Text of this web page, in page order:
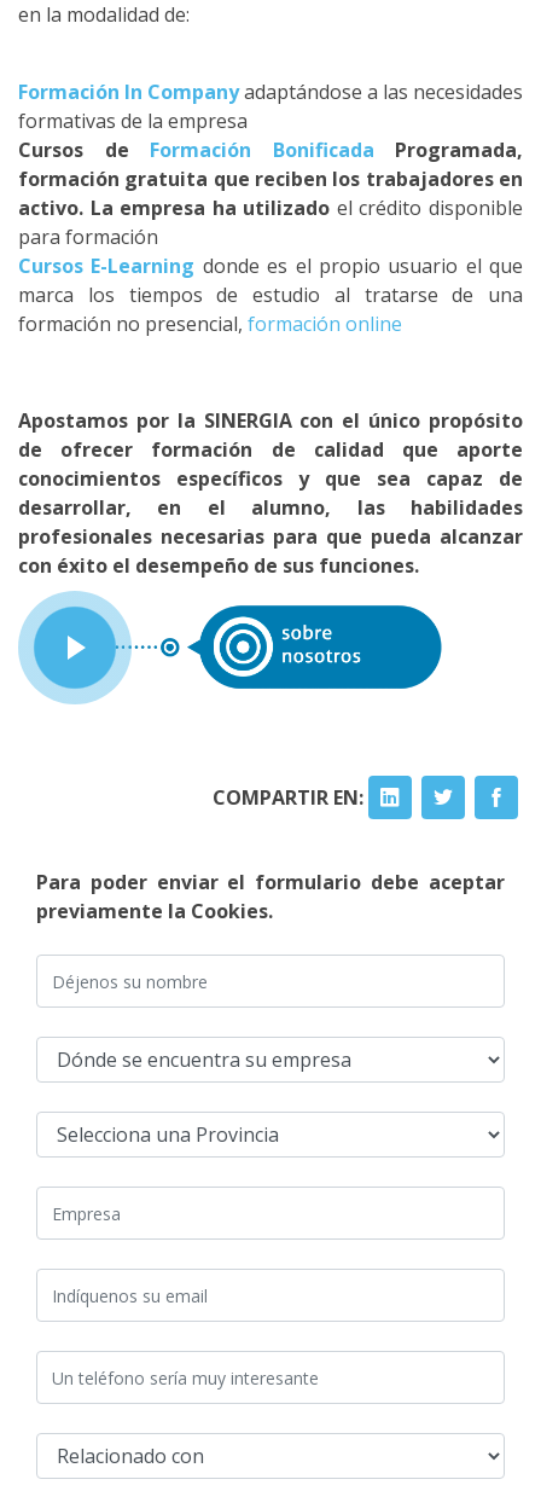
en la modalidad de:
Formación In Companyadaptándose a las necesidades
formativas de la empresa
Cursos de Formación Bonificada Programada,
formación gratuita que reciben los trabajadores en
activo. La empresa ha utilizado el crédito disponible
para formación
Cursos E-Learning donde es el propio usuario el que
marca los tiempos de estudio al tratarse de una
formación no presencial, formación online
Apostamos por la SINERGIA con el único propósito
de ofrecer formación de calidad que aporte
conocimientos específicos y que sea capaz de
desarrollar, en el alumno, las habilidades
profesionales necesarias para que pueda alcanzar
con éxito el desempeño de sus funciones.
COMPARTIR EN:
Para poder enviar el formulario debe aceptar
previamente la Cookies.